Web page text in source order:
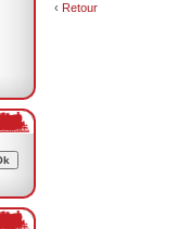
‹ Retour